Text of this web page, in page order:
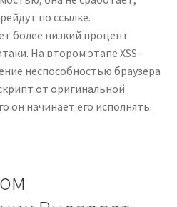
по ссылке.
более низкий процент
На втором этапе XSS-
неспособностью браузера
от оригинальной
он начинает его исполнять.